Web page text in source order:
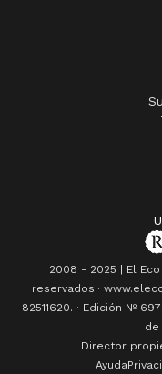
2008 - 2025 | El
reservados.·
82511620. · Edición Nº
de
Director
Ayuda